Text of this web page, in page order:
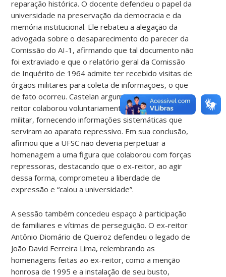
reparação histórica. O docente defendeu o papel da
universidade na preservação da democracia e da
memória institucional. Ele rebateu a alegação da
advogada sobre o desaparecimento do parecer da
Comissão do AI-1, afirmando que tal documento não
foi extraviado e que o relatório geral da Comissão
de Inquérito de 1964 admite ter recebido visitas de
órgãos militares para coleta de informações, o que
de fato ocorreu. Castelan argumentou que o ex-
reitor colaborou voluntariamente com o regime
militar, fornecendo informações sistemáticas que
serviram ao aparato repressivo. Em sua conclusão,
afirmou que a UFSC não deveria perpetuar a
homenagem a uma figura que colaborou com forças
repressoras, destacando que o ex-reitor, ao agir
dessa forma, comprometeu a liberdade de
expressão e “calou a universidade”.
A sessão também concedeu espaço à participação
de familiares e vítimas de perseguição. O ex-reitor
Antônio Diomário de Queiroz defendeu o legado de
João David Ferreira Lima, relembrando as
homenagens feitas ao ex-reitor, como a menção
honrosa de 1995 e a instalação de seu busto,